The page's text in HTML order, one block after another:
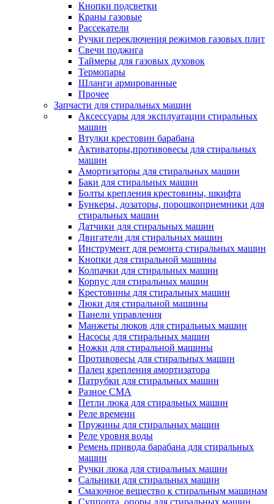
Кнопки подсветки
Краны газовые
Рассекатели
Ручки переключения режимов газовых плит
Свечи поджига
Таймеры для газовых духовок
Термопары
Шланги армированные
Прочее
Запчасти для стиральных машин
Аксессуары для эксплуатации стиральных
машин
Втулки крестовин барабана
Активаторы,противовесы для стиральных
машин
Амортизаторы для стиральных машин
Баки для стиральных машин
Болты крепления крестовины, шкифта
Бункеры, дозаторы, порошкоприемники для
стиральных машин
Датчики для стиральных машин
Двигатели для стиральных машин
Инструмент для ремонта стиральных машин
Кнопки для стиральной машины
Колпачки для стиральных машин
Корпус для стиральных машин
Крестовины для стиральных машин
Люки для стиральной машины
Панели управления
Манжеты люков для стиральных машин
Насосы для стиральных машин
Ножки для стиральной машины
Противовесы для стиральных машин
Палец крепления амортизатора
Патрубки для стиральных машин
Разное СМА
Петли люка для стиральных машин
Реле времени
Пружины для стиральных машин
Реле уровня воды
Ремень привода барабана для стиральных
машин
Ручки люка для стиральных машин
Сальники для стиральных машин
Смазочное вещество к стиральным машинам
Суппорта, опоры для стиральных машин